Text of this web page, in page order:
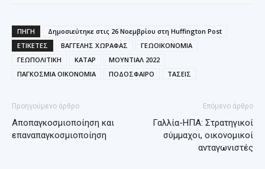
ΠΗΓΗ
Δημοσιεύτηκε στις 26 Νοεμβρίου στη Huffington Post
ΕΤΙΚΕΤΕΣ
ΒΑΓΓΕΛΗΣ ΧΩΡΑΦΑΣ
ΓΕΩΟΙΚΟΝΟΜΙΑ
ΓΕΩΠΟΛΙΤΙΚΗ
ΚΑΤΑΡ
ΜΟΥΝΤΙΑΛ 2022
ΠΑΓΚΟΣΜΙΑ ΟΙΚΟΝΟΜΙΑ
ΠΟΔΟΣΦΑΙΡΟ ΤΑΣΕΙΣ
Προηγούμενο άρθρο
Αποπαγκοσμιοποίηση και
επαναπαγκοσμιοποίηση
Επόμενο άρθρο
Γαλλία-ΗΠΑ: Στρατηγικοί
σύμμαχοι, οικονομικοί
ανταγωνιστές